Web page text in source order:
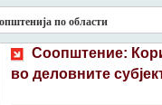
по области
Соопштение:
во деловните